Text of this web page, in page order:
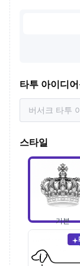
타투 아이디
스타일
기본